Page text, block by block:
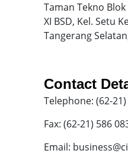
Taman Tekno
XI BSD, Kel. Setu
Tangerang
Contact
Telephone: (62-21)
Fax: (62-21) 586
Email: